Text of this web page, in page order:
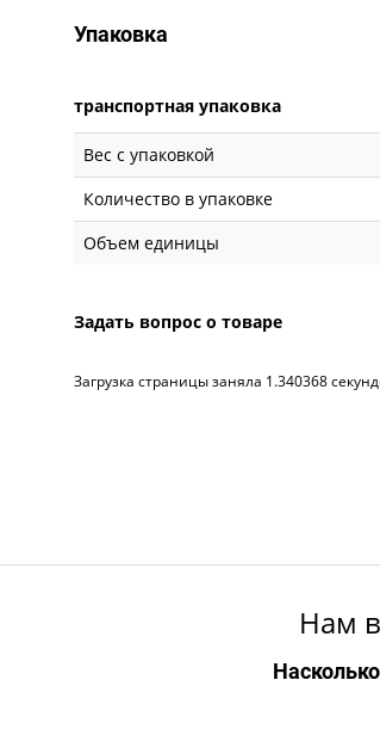
Упаковка
транспортная упаковка
Вес с упаковкой
Количество в упаковке
Объем единицы
Задать вопрос о товаре
Загрузка страницы заняла 1.340368
Нам